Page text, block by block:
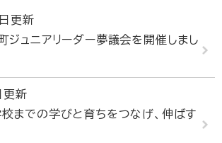
更新
ジュニアリーダー夢議会を開催しまし
更新
までの学びと育ちをつなげ、伸ばす